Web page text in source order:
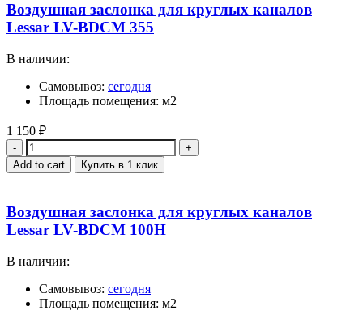
Воздушная заслонка для круглых каналов
Lessar LV-BDCM 355
В наличии:
Самовывоз: сегодня
Площадь помещения: м2
1 150 ₽
Quantity
Add to cart Купить в 1 клик
Воздушная заслонка для круглых каналов
Lessar LV-BDCM 100H
В наличии:
Самовывоз: сегодня
Площадь помещения: м2